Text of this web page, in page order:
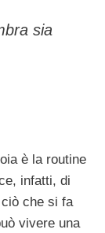
sia
è la routine
infatti, di
che si fa
vivere una